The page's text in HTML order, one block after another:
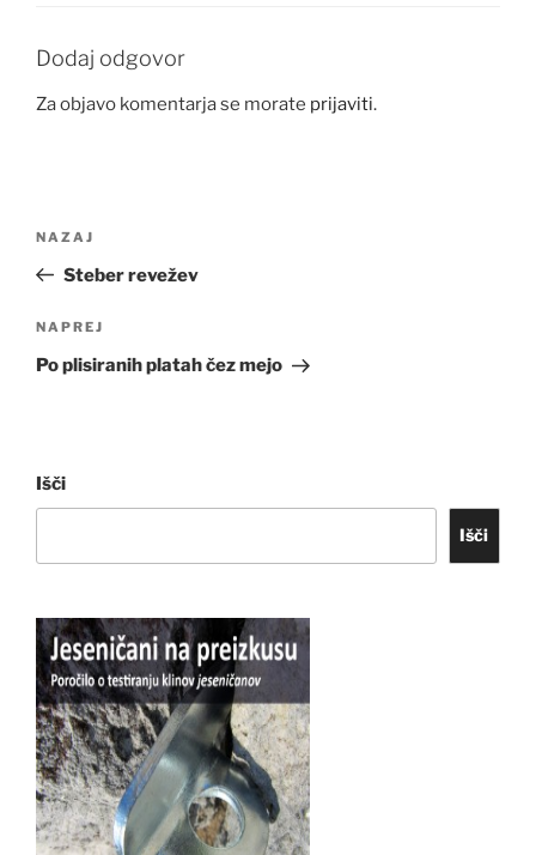
Dodaj odgovor
Za objavo komentarja se morate prijaviti.
Prejšnji
prispevek
NAZAJ
Steber revežev
Naslednji
prispevek
NAPREJ
Po plisiranih platah čez mejo
Išči
Išči